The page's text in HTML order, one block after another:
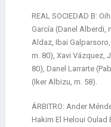
REAL SOCIEDAD B:
García (Danel Alberdi,
Aldaz, Ibai
m. 80), Xavi Vázquez,
80), Danel Larrarte
(Iker Albizu, m. 58).
ÁRBITRO: Ander
Hakim El Heloui Oulad